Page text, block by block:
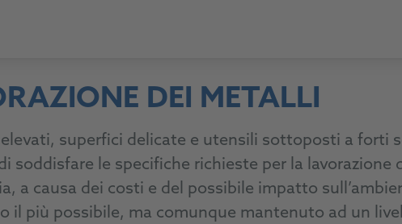
DEI METALLI
superfici delicate e utensili sottoposti a forti
soddisfare le specifiche richieste per la lavorazione
a causa dei costi e del possibile impatto
il più possibile, ma comunque mantenuto ad un